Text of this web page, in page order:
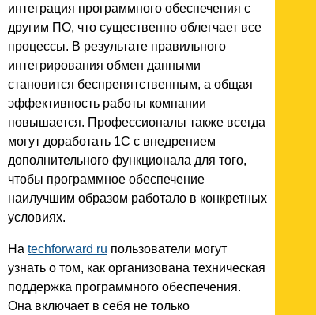
интеграция программного обеспечения с
другим ПО, что существенно облегчает все
процессы. В результате правильного
интегрирования обмен данными
становится беспрепятственным, а общая
эффективность работы компании
повышается. Профессионалы также всегда
могут доработать 1С с внедрением
дополнительного функционала для того,
чтобы программное обеспечение
наилучшим образом работало в конкретных
условиях.
На techforward ru пользователи могут
узнать о том, как организована техническая
поддержка программного обеспечения.
Она включает в себя не только